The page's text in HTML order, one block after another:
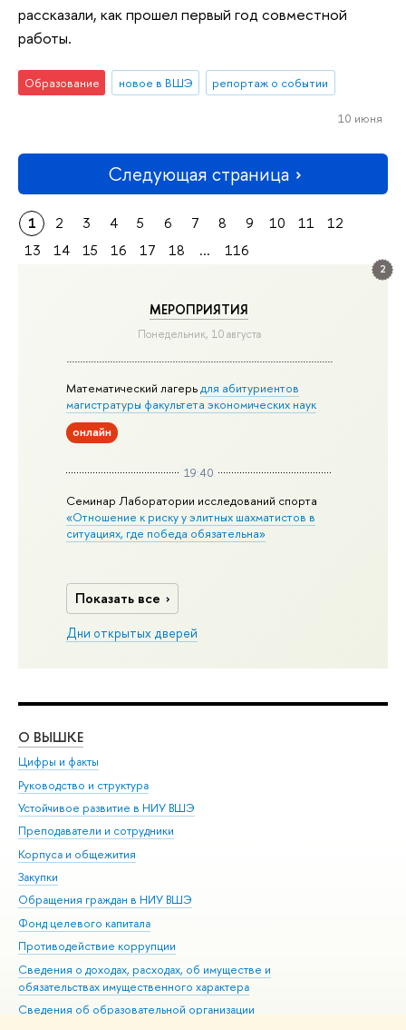
2
МЕРОПРИЯТИЯ
Понедельник, 10 августа
Математический лагерьдля абитуриентов
магистратуры факультета экономических наук
онлайн
19:40
Семинар Лаборатории исследований спорта
«Отношение к риску у элитных шахматистов в
ситуациях, где победа обязательна»
Показать все
Дни открытых дверей
рассказали, как прошел первый год совместной
работы.
Образование новое в ВШЭ репортаж о событии
10 июня
Следующая страница
1 2 3 4 5 6 7 8 9 10 11
12
13
14 15 16 17 18 ... 116
О ВЫШКЕ
Цифры и факты
Руководство и структура
Устойчивое развитие в НИУ ВШЭ
Преподаватели и сотрудники
Корпуса и общежития
Закупки
Обращения граждан в НИУ ВШЭ
Фонд целевого капитала
Противодействие коррупции
Сведения о доходах, расходах, об имуществе и
обязательствах имущественного характера
Сведения об образовательной организации